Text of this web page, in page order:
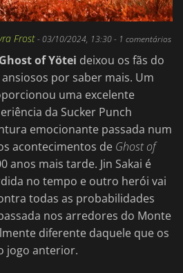
Frost-03/10/2024, 13:30- 1 comentários
Ghost of Yötei deixou os fãs do
por saber mais. Um
uma excelente
da Sucker Punch
emocionante passada num
acontecimentos de Ghost of
anos mais tarde. Jin Sakai é
no tempo e outro herói vai
todas as probabilidades
nos arredores do Monte
diferente daquele que os
jogo anterior.